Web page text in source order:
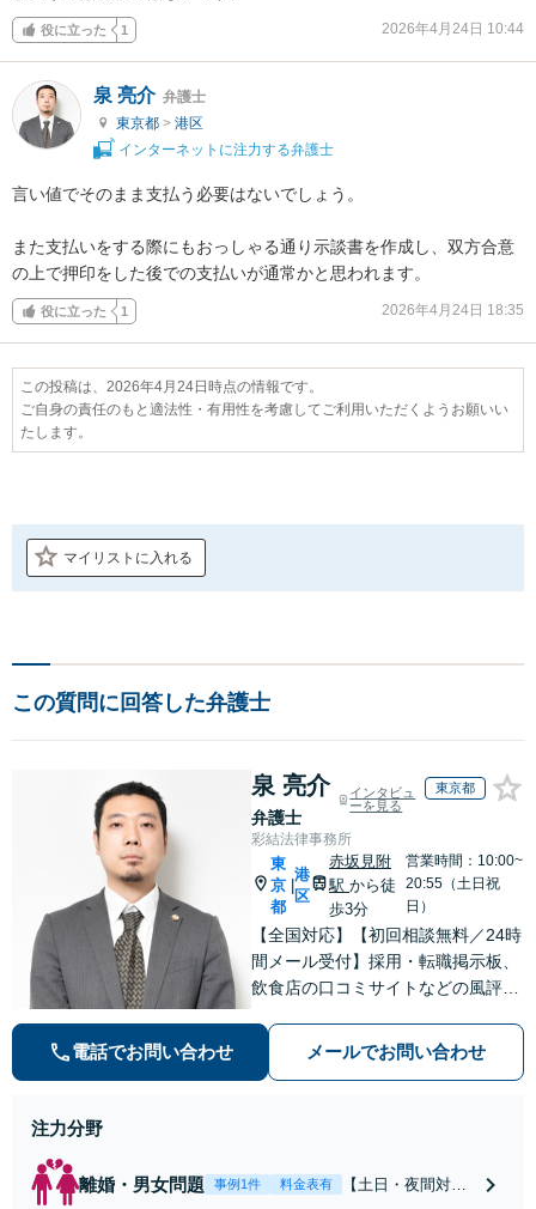
役に立った 1 2026年4月24日 10:44
泉 亮介 弁護士
東京都 > 港区
インターネットに注力する弁護士
言い値でそのまま支払う必要はないでしょう。
また支払いをする際にもおっしゃる通り示談書を作成し、双方合意
の上で押印をした後での支払いが通常かと思われます。
役に立った 1 2026年4月24日 18:35
この投稿は、2026年4月24日時点の情報です。
ご自身の責任のもと適法性・有用性を考慮してご利用いただくようお願いい
たします。
マイリストに入れる
この質問に回答した弁護士
泉 亮介
弁護士
インタビュ
ーを見る
東京都
彩結法律事務所
東
京
都
港
区
赤坂見附
駅 から徒
歩3分
営業時間：10:00~
20:55（土日祝
日）
【全国対応】【初回相談無料／24時
間メール受付】採用・転職掲示板、
飲食店の口コミサイトなどの風評被
の種類を問わず相談可。可能な限り
早期対応で駆けつけサポート【労
電話でお問い合わせ メールでお問い合わせ
注力分野
離婚・男女問題 事例1件 料金表有
【土日・夜間対応